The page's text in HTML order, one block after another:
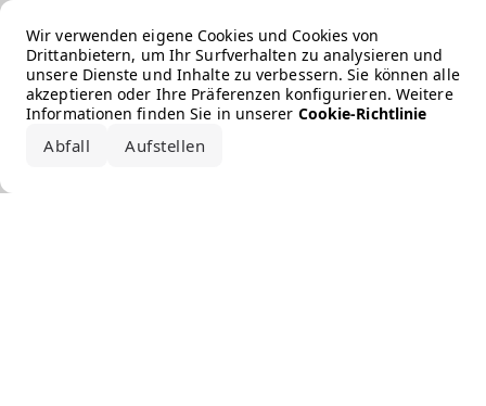
Wir verwenden eigene Cookies und Cookies von
Drittanbietern, um Ihr Surfverhalten zu analysieren und
unsere Dienste und Inhalte zu verbessern. Sie können alle
akzeptieren oder Ihre Präferenzen konfigurieren. Weitere
Informationen finden Sie in unserer Cookie-Richtlinie
Abfall Aufstellen
Error loading the brand